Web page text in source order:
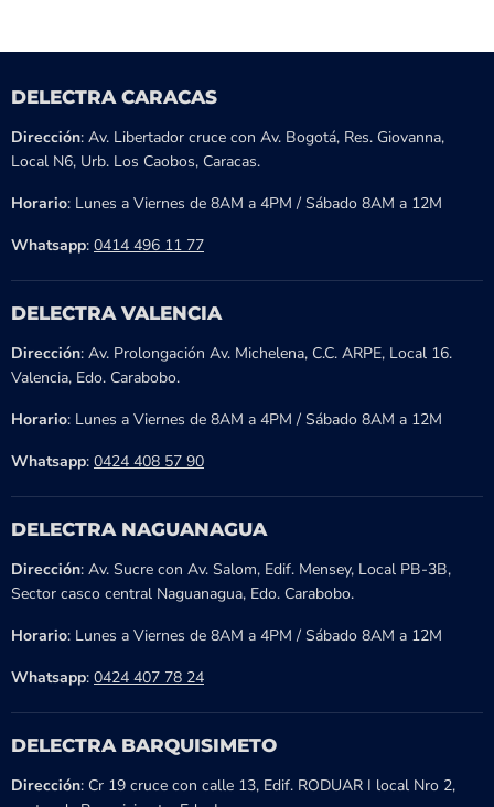
DELECTRA CARACAS
Dirección: Av. Libertador cruce con Av. Bogotá, Res. Giovanna,
Local N6, Urb. Los Caobos, Caracas.
Horario: Lunes a Viernes de 8AM a 4PM / Sábado 8AM a 12M
Whatsapp: 0414 496 11 77
DELECTRA VALENCIA
Dirección: Av. Prolongación Av. Michelena, C.C. ARPE, Local 16.
Valencia, Edo. Carabobo.
Horario: Lunes a Viernes de 8AM a 4PM / Sábado 8AM a 12M
Whatsapp: 0424 408 57 90
DELECTRA NAGUANAGUA
Dirección: Av. Sucre con Av. Salom, Edif. Mensey, Local PB-3B,
Sector casco central Naguanagua, Edo. Carabobo.
Horario: Lunes a Viernes de 8AM a 4PM / Sábado 8AM a 12M
Whatsapp: 0424 407 78 24
DELECTRA BARQUISIMETO
Dirección: Cr 19 cruce con calle 13, Edif. RODUAR I local Nro 2,